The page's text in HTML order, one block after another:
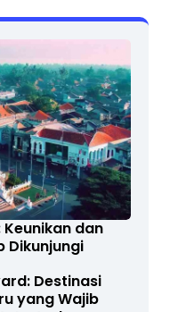
dan
Dikunjungi
Destinasi
yang Wajib